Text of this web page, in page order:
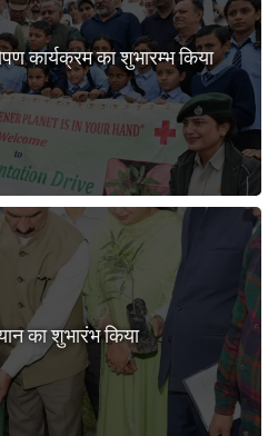
कार्यक्रम का शुभारम्भ किया
का शुभारंभ किया